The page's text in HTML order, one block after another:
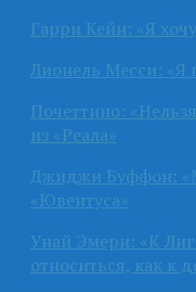
Гарри Кейн: «Я
Лионель Месси: «Я
Почеттино:
из «Реала»
Джиджи Буффон:
«Ювентуса»
Унай Эмери: «К
относиться, как к